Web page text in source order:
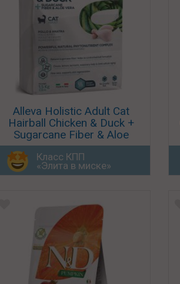
Alleva Holistic Adult Cat
Hairball Chicken & Duck +
Sugarcane Fiber & Aloe
Vera Grain Free
Класс КПП
«Элита в миске»